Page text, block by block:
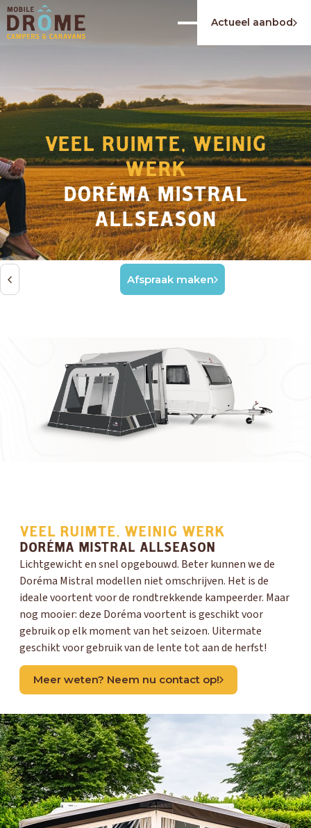
Actueel aanbod
VEEL RUIMTE, WEINIG
WERK
DORÉMA MISTRAL
ALLSEASON
Afspraak maken
VEEL RUIMTE, WEINIG WERK
DORÉMA MISTRAL ALLSEASON
Lichtgewicht en snel opgebouwd. Beter kunnen we de
Doréma Mistral modellen niet omschrijven. Het is de
ideale voortent voor de rondtrekkende kampeerder. Maar
nog mooier: deze Doréma voortent is geschikt voor
gebruik op elk moment van het seizoen. Uitermate
geschikt voor gebruik van de lente tot aan de herfst!
Meer weten? Neem nu contact op!